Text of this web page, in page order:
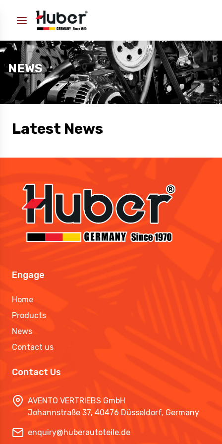
NEWS
Latest News
Engage
Home
Products
News
Contact us
Contact Us
AVENTO VERTRIEBS GmbH
Johannstraße 37, 40476 Düsseldorf, Germany
enquiry@huberautoteile.de